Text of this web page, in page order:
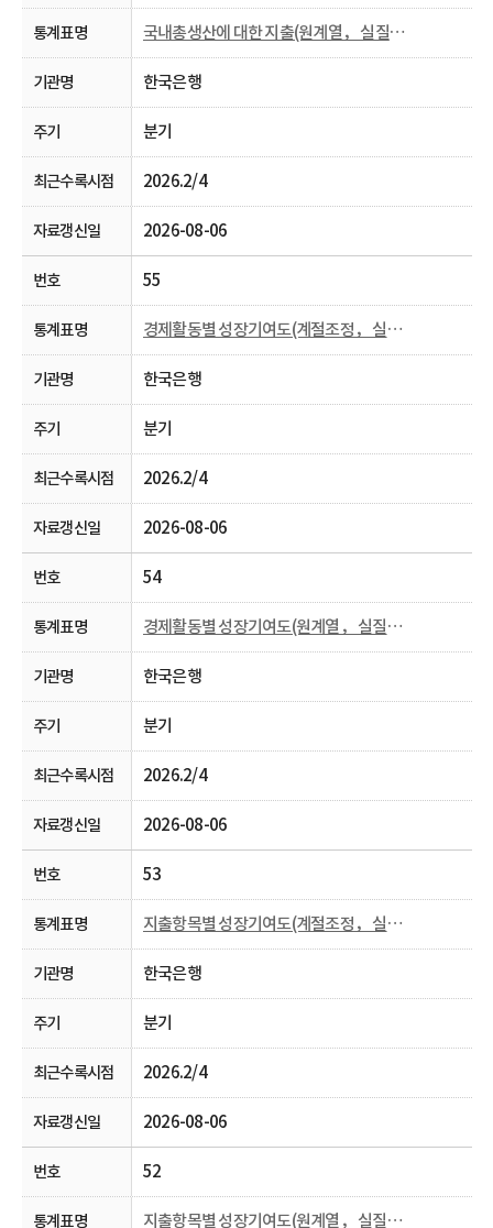
국내총생산에 대한 지출(원계열， 실질， 분기 및 연간)
한국은행
분기
2026.2/4
2026-08-06
55
경제활동별 성장기여도(계절조정， 실질， 분기)
한국은행
분기
2026.2/4
2026-08-06
54
경제활동별 성장기여도(원계열， 실질， 분기 및 연간)
한국은행
분기
2026.2/4
2026-08-06
53
지출항목별 성장기여도(계절조정， 실질， 분기)
한국은행
분기
2026.2/4
2026-08-06
52
지출항목별 성장기여도(원계열， 실질， 분기 및 연간)